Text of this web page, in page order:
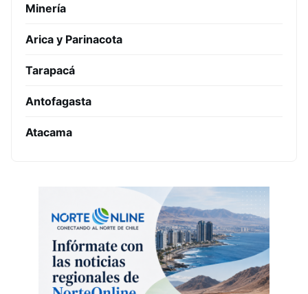
Minería
Arica y Parinacota
Tarapacá
Antofagasta
Atacama